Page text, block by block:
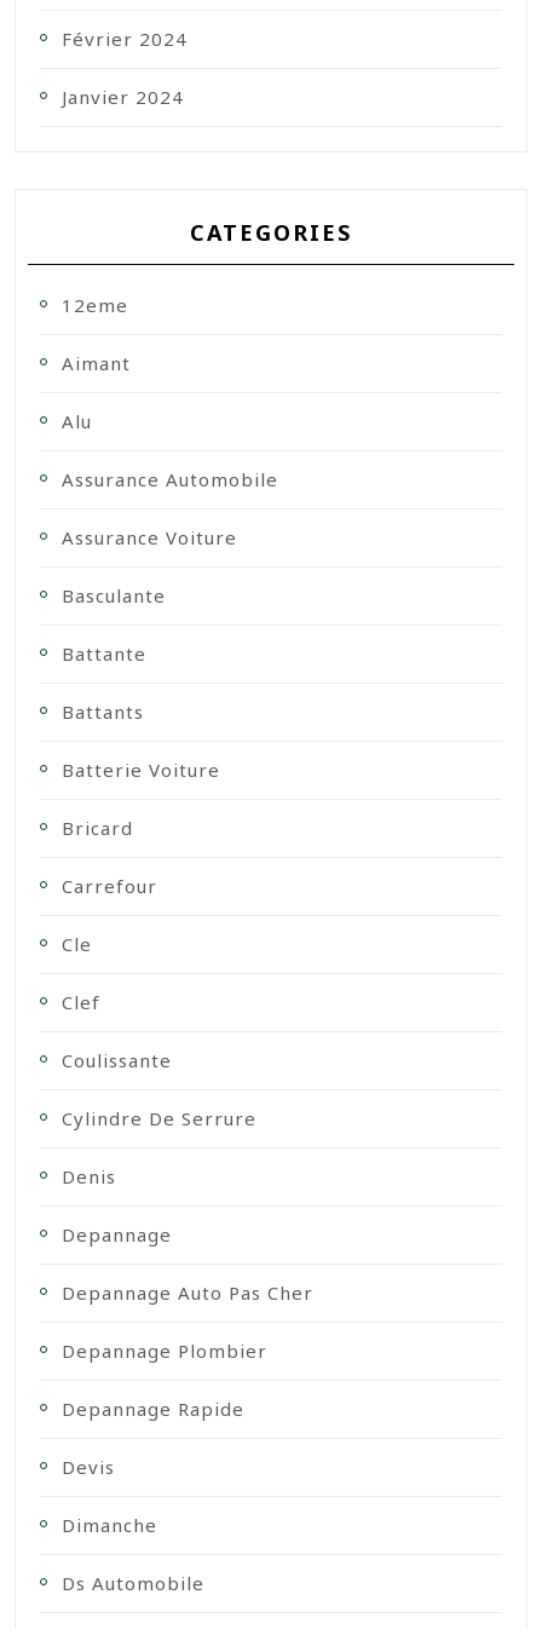
Février 2024
Janvier 2024
CATEGORIES
12eme
Aimant
Alu
Assurance Automobile
Assurance Voiture
Basculante
Battante
Battants
Batterie Voiture
Bricard
Carrefour
Cle
Clef
Coulissante
Cylindre De Serrure
Denis
Depannage
Depannage Auto Pas Cher
Depannage Plombier
Depannage Rapide
Devis
Dimanche
Ds Automobile